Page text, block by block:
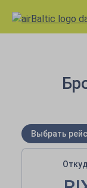
Выбрать рейс